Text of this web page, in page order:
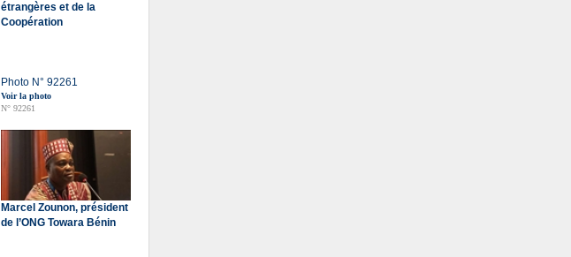
étrangères et de la
Coopération
Photo N° 92261
Voir la photo
N° 92261
Marcel Zounon, président
de l’ONG Towara Bénin